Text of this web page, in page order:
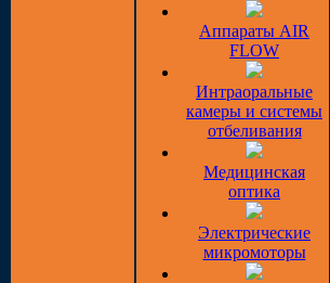
Аппараты AIR
FLOW
Интраоральные
камеры и системы
отбеливания
Медицинская
оптика
Электрические
микромоторы